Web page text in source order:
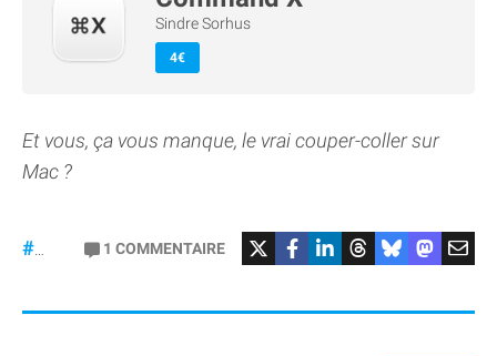
Sindre Sorhus
4€
Et vous, ça vous manque, le vrai couper-coller sur
Mac ?
#macOS 1 COMMENTAIRE